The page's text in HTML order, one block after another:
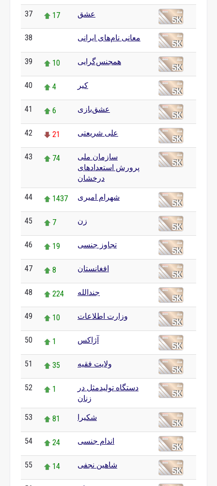
37 17 عشق
38 معانی نام‌های ایرانی
39 10 همجنس‌گرایی
40 4 کیر
41 6 عشق‌بازی
42 21 علی شریعتی
43 74
سازمان ملی
پرورش استعدادهای
درخشان
44 1437 شهرام امیری
45 7 زن
46 19 تجاوز جنسی
47 8 افغانستان
48 224 جندالله
49 10 وزارت اطلاعات
50 1 آژاکس
51 35 ولایت فقیه
52 1
دستگاه تولیدمثل در
زنان
53 81 شکیرا
54 24 اندام جنسی
55 14 شاهین نجفی